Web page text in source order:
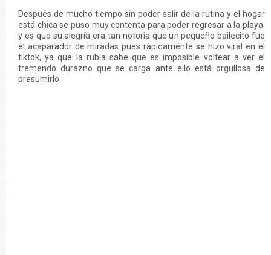
Después de mucho tiempo sin poder salir de la rutina y el hogar
está chica se puso muy contenta para poder regresar a la playa
y es que su alegría era tan notoria que un pequeño bailecito fue
el acaparador de miradas pues rápidamente se hizo viral en el
tiktok, ya que la rubia sabe que es imposible voltear a ver el
tremendo durazno que se carga ante ello está orgullosa de
presumirlo.